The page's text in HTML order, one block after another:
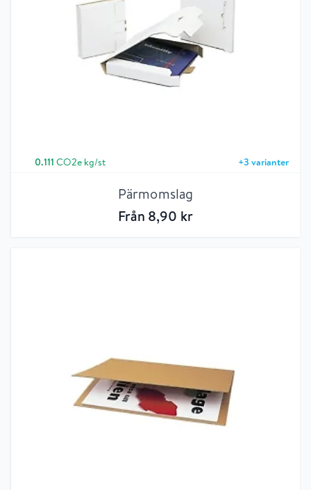
+3 varianter
0.111CO2e kg/st
Pärmomslag
Från 8,90 kr